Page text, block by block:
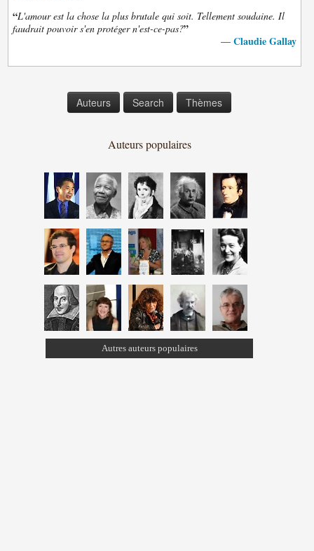
“L'amour est la chose la plus brutale qui soit. Tellement soudaine. Il
faudrait pouvoir s'en protéger n'est-ce-pas?”
— Claudie Gallay
Auteurs Search Thèmes
Auteurs populaires
Autres auteurs populaires